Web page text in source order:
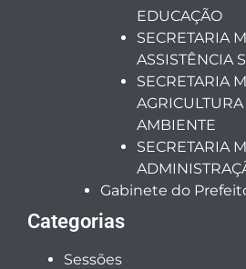
EDUCAÇÃO
SECRETARIA
ASSISTÊNCIA
SECRETARIA
AMBIENTE
SECRETARIA
Gabinete do
Categorias
Sessões